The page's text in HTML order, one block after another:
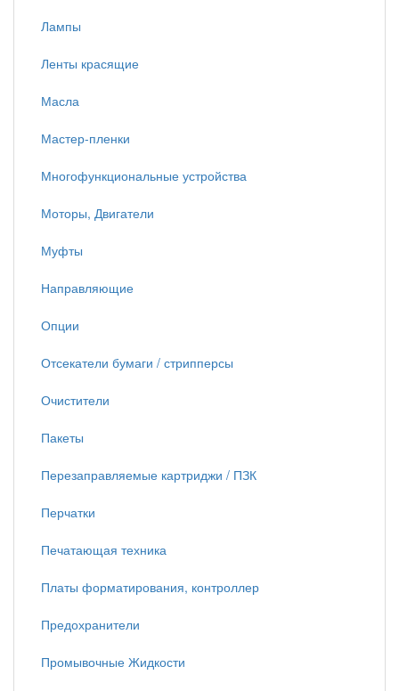
Лампы
Ленты красящие
Масла
Мастер-пленки
Многофункциональные устройства
Моторы, Двигатели
Муфты
Направляющие
Опции
Отсекатели бумаги / стрипперсы
Очистители
Пакеты
Перезаправляемые картриджи / ПЗК
Перчатки
Печатающая техника
Платы форматирования, контроллер
Предохранители
Промывочные Жидкости